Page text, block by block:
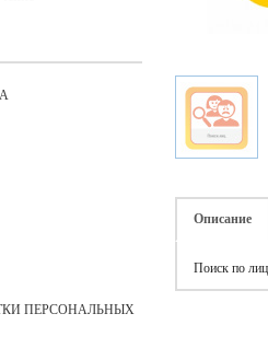
ПЕРСОНАЛЬНЫХ
Описание
Поиск по